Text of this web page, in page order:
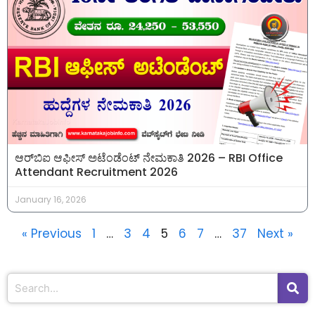
ಆರ್‌ಬಿಐ ಆಫೀಸ್ ಅಟೆಂಡೆಂಟ್ ನೇಮಕಾತಿ 2026 – RBI Office
Attendant Recruitment 2026
January 16, 2026
« Previous 1 … 3 4 5 6 7 … 37 Next »